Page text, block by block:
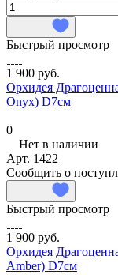
Быстрый просмотр
1 900 руб.
Орхидея
Onyx) D7см
0
Нет в наличии
Арт. 1422
Сообщить о
Быстрый просмотр
1 900 руб.
Орхидея
Amber) D7см